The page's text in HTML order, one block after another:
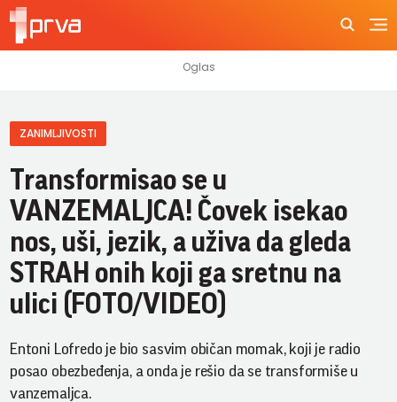
ZANIMLJIVOSTI
Transformisao se u
VANZEMALJCA! Čovek isekao
nos, uši, jezik, a uživa da gleda
STRAH onih koji ga sretnu na
ulici (FOTO/VIDEO)
Entoni Lofredo je bio sasvim običan momak, koji je radio
posao obezbeđenja, a onda je rešio da se transformiše u
vanzemaljca.